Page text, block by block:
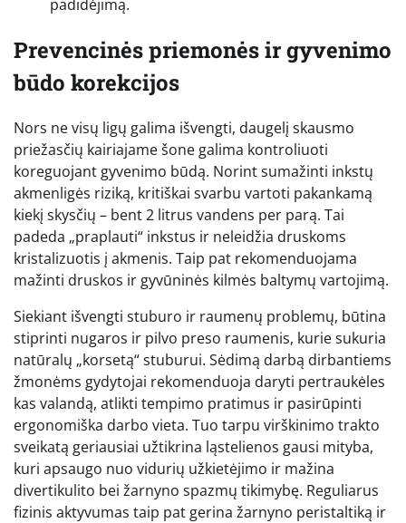
padidėjimą.
Prevencinės priemonės ir gyvenimo
būdo korekcijos
Nors ne visų ligų galima išvengti, daugelį skausmo
priežasčių kairiajame šone galima kontroliuoti
koreguojant gyvenimo būdą. Norint sumažinti inkstų
akmenligės riziką, kritiškai svarbu vartoti pakankamą
kiekį skysčių – bent 2 litrus vandens per parą. Tai
padeda „praplauti“ inkstus ir neleidžia druskoms
kristalizuotis į akmenis. Taip pat rekomenduojama
mažinti druskos ir gyvūninės kilmės baltymų vartojimą.
Siekiant išvengti stuburo ir raumenų problemų, būtina
stiprinti nugaros ir pilvo preso raumenis, kurie sukuria
natūralų „korsetą“ stuburui. Sėdimą darbą dirbantiems
žmonėms gydytojai rekomenduoja daryti pertraukėles
kas valandą, atlikti tempimo pratimus ir pasirūpinti
ergonomiška darbo vieta. Tuo tarpu virškinimo trakto
sveikatą geriausiai užtikrina ląstelienos gausi mityba,
kuri apsaugo nuo vidurių užkietėjimo ir mažina
divertikulito bei žarnyno spazmų tikimybę. Reguliarus
fizinis aktyvumas taip pat gerina žarnyno peristaltiką ir